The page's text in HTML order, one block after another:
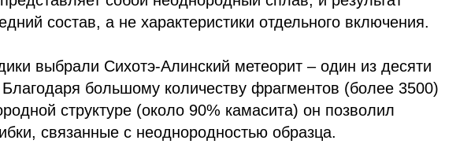
состав, а не характеристики отдельного включения.
выбрали Сихотэ-Алинский метеорит – один из десяти
большому количеству фрагментов (более 3500)
структуре (около 90% камасита) он позволил
связанные с неоднородностью образца.